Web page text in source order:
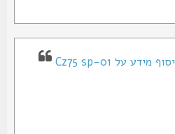
Re: דיון לאיסוף מידע על Cz75 sp-01